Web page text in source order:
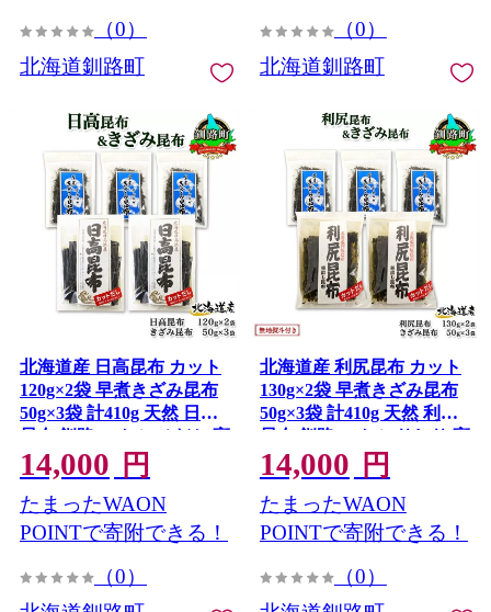
（0）
北海道釧路町
（0）
北海道釧路町
北海道産 日高昆布 カット
120g×2袋 早煮きざみ昆布
50g×3袋 計410g 天然 日高
昆布 釧路 こんぶ ひだか 高
級 だし コンブ 出汁 だし昆
布 保存食 乾物 北連物産 き
たれん 北海道 釧路町 釧路
超 特産品
14,000 円
たまったWAON
POINTで寄附できる！
（0）
北海道産 利尻昆布 カット
130g×2袋 早煮きざみ昆布
50g×3袋 計410g 天然 利尻
昆布 釧路 こんぶ りしり 高
級 だし コンブ 出汁 だし昆
布 保存食 無地熨斗 熨斗 の
し 国産 北連物産 北海道 釧
路町 釧路超 特産品
14,000 円
たまったWAON
POINTで寄附できる！
（0）